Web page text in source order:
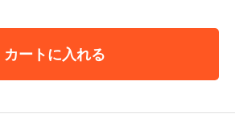
カートに入れる